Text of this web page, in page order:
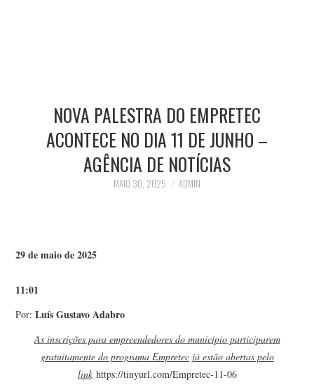
NOVA PALESTRA DO EMPRETEC
ACONTECE NO DIA 11 DE JUNHO –
AGÊNCIA DE NOTÍCIAS
MAIO 30, 2025 ADMIN
29 de maio de 2025
11:01
Por:Luís Gustavo Adabro
As inscrições para empreendedores do município participarem
gratuitamente do programa Empretec já estão abertas pelo
linkhttps://tinyurl.com/Empretec-11-06